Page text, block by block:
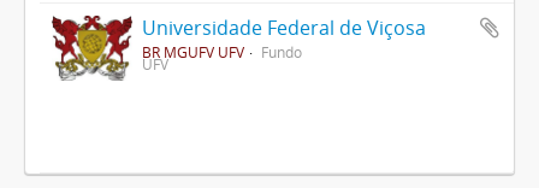
Universidade Federal de Viçosa
BR MGUFV UFV Fundo
UFV